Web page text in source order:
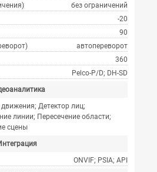
без ограничений
-20
90
автопереворот
360
Pelco-P/D; DH-SD
Детектор лиц;
линии; Пересечение области;
сцены
ONVIF; PSIA; API